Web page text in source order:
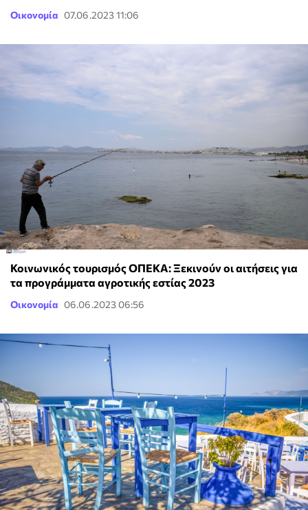
Οικονομία 07.06.2023 11:06
Κοινωνικός τουρισμός ΟΠΕΚΑ: Ξεκινούν οι αιτήσεις για
τα προγράμματα αγροτικής εστίας 2023
Οικονομία 06.06.2023 06:56